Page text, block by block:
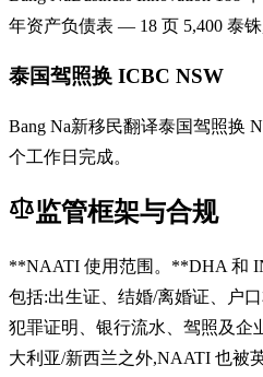
年资产负债表 — 18 页 5,400 泰铢
泰国驾照换 ICBC NSW
Bang Na新移民翻译泰国驾照换
个工作日完成。
监管框架与合规
**NAATI 使用范围。**DHA 和
包括:出生证、结婚/离婚证、户
犯罪证明、银行流水、驾照及企
大利亚/新西兰之外,NAATI 也被